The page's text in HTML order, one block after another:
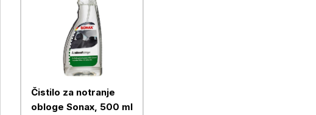
Čistilo za notranje
obloge Sonax, 500 ml